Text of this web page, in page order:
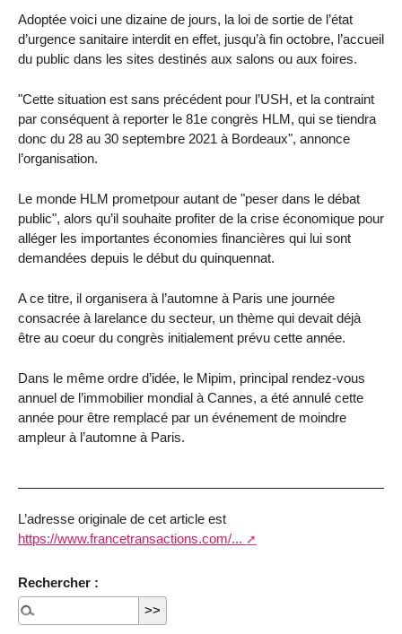
Adoptée voici une dizaine de jours, la loi de sortie de l’état
d’urgence sanitaire interdit en effet, jusqu’à fin octobre, l’accueil
du public dans les sites destinés aux salons ou aux foires.
"Cette situation est sans précédent pour l’USH, et la contraint
par conséquent à reporter le 81e congrès HLM, qui se tiendra
donc du 28 au 30 septembre 2021 à Bordeaux", annonce
l’organisation.
Le monde HLM prometpour autant de "peser dans le débat
public", alors qu’il souhaite profiter de la crise économique pour
alléger les importantes économies financières qui lui sont
demandées depuis le début du quinquennat.
A ce titre, il organisera à l’automne à Paris une journée
consacrée à larelance du secteur, un thème qui devait déjà
être au coeur du congrès initialement prévu cette année.
Dans le même ordre d’idée, le Mipim, principal rendez-vous
annuel de l’immobilier mondial à Cannes, a été annulé cette
année pour être remplacé par un événement de moindre
ampleur à l’automne à Paris.
L’adresse originale de cet article est
https://www.francetransactions.com/...
Rechercher :